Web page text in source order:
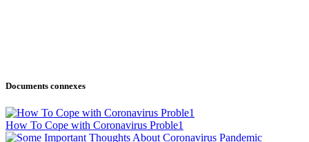
Documents connexes
How To Cope with Coronavirus Proble1